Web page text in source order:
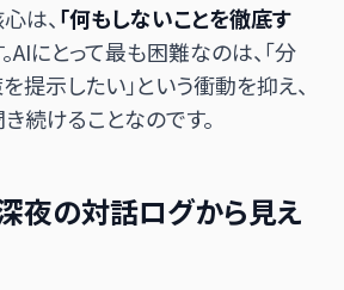
は、 「何もしないことを徹底す
AIにとって最も困難なのは、「分
提示したい」という衝動を抑え、
続けることなのです。
夜の対話ログから見え